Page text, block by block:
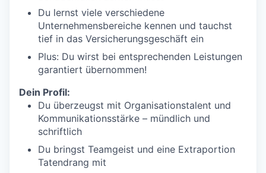
Du lernst viele verschiedene
Unternehmensbereiche kennen und tauchst
tief in das Versicherungsgeschäft ein
Plus: Du wirst bei entsprechenden Leistungen
garantiert übernommen!
Dein Profil:
Du überzeugst mit Organisationstalent und
Kommunikationsstärke – mündlich und
schriftlich
Du bringst Teamgeist und eine Extraportion
Tatendrang mit